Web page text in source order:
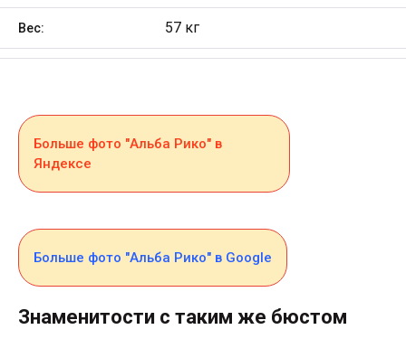
Вес: 57 кг
Больше фото "Альба Рико" в
Яндексе
Больше фото "Альба Рико" в Google
Знаменитости с таким же бюстом